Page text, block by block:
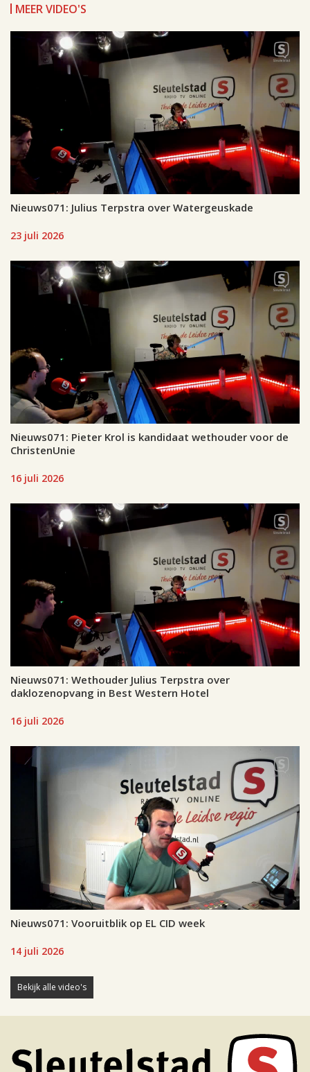
MEER VIDEO'S
Nieuws071: Julius Terpstra over Watergeuskade
23 juli 2026
Nieuws071: Pieter Krol is kandidaat wethouder voor de
ChristenUnie
16 juli 2026
Nieuws071: Wethouder Julius Terpstra over
daklozenopvang in Best Western Hotel
16 juli 2026
Nieuws071: Vooruitblik op EL CID week
14 juli 2026
Bekijk alle video's